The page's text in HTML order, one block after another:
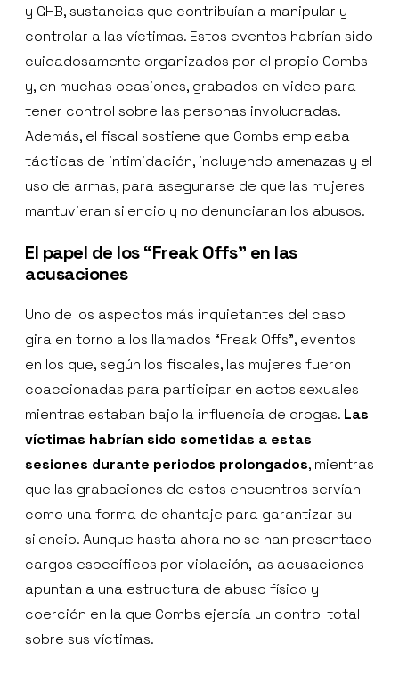
y GHB, sustancias que contribuían a manipular y
controlar a las víctimas. Estos eventos habrían sido
cuidadosamente organizados por el propio Combs
y, en muchas ocasiones, grabados en video para
tener control sobre las personas involucradas.
Además, el fiscal sostiene que Combs empleaba
tácticas de intimidación, incluyendo amenazas y el
uso de armas, para asegurarse de que las mujeres
mantuvieran silencio y no denunciaran los abusos.
El papel de los “Freak Offs” en las
acusaciones
Uno de los aspectos más inquietantes del caso
gira en torno a los llamados “Freak Offs”, eventos
en los que, según los fiscales, las mujeres fueron
coaccionadas para participar en actos sexuales
mientras estaban bajo la influencia de drogas. Las
víctimas habrían sido sometidas a estas
sesiones durante periodos prolongados, mientras
que las grabaciones de estos encuentros servían
como una forma de chantaje para garantizar su
silencio. Aunque hasta ahora no se han presentado
cargos específicos por violación, las acusaciones
apuntan a una estructura de abuso físico y
coerción en la que Combs ejercía un control total
sobre sus víctimas.